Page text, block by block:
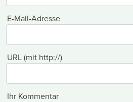
E-Mail-Adresse
URL (mit http://)
Ihr Kommentar